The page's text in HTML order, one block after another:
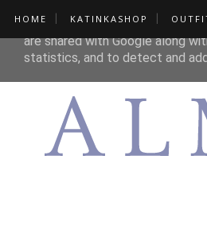
HOME KATINKASHOP
This site uses cookies from
are shared with Google along
statistics, and to detect and